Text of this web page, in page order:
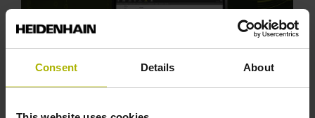
Consent Details About